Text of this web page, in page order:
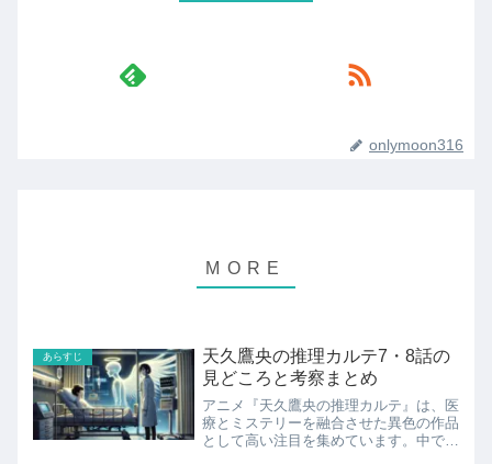
onlymoon316
あらすじ
天久鷹央の推理カルテ7・8話の
見どころと考察まとめ
アニメ『天久鷹央の推理カルテ』は、医
療とミステリーを融合させた異色の作品
として高い注目を集めています。中でも